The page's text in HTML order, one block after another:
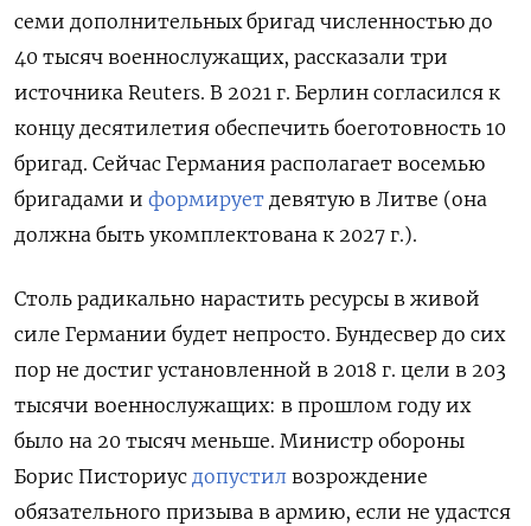
семи дополнительных бригад численностью до
40 тысяч военнослужащих, рассказали три
источника Reuters. В 2021 г. Берлин согласился к
концу десятилетия обеспечить боеготовность 10
бригад. Сейчас Германия располагает восемью
бригадами и формирует девятую в Литве (она
должна быть укомплектована к 2027 г.).
Столь радикально нарастить ресурсы в живой
силе Германии будет непросто. Бундесвер до сих
пор не достиг установленной в 2018 г. цели в 203
тысячи военнослужащих: в прошлом году их
было на 20 тысяч меньше. Министр обороны
Борис Писториус допустил возрождение
обязательного призыва в армию, если не удастся